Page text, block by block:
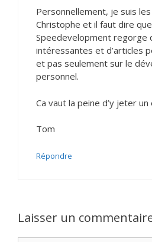
Personnellement, je suis
Christophe et il faut dire
Speedevelopment regorge
intéressantes et d’articles
et pas seulement sur le
personnel.
Ca vaut la peine d’y jeter un
Tom
Répondre
Laisser un